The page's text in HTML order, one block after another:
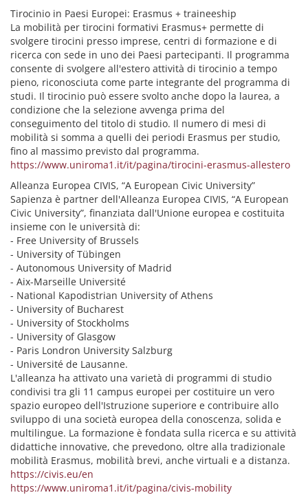
Tirocinio in Paesi Europei: Erasmus + traineeship
La mobilità per tirocini formativi Erasmus+ permette di
svolgere tirocini presso imprese, centri di formazione e di
ricerca con sede in uno dei Paesi partecipanti. Il programma
consente di svolgere all'estero attività di tirocinio a tempo
pieno, riconosciuta come parte integrante del programma di
studi. Il tirocinio può essere svolto anche dopo la laurea, a
condizione che la selezione avvenga prima del
conseguimento del titolo di studio. Il numero di mesi di
mobilità si somma a quelli dei periodi Erasmus per studio,
fino al massimo previsto dal programma.
https://www.uniroma1.it/it/pagina/tirocini-erasmus-allestero
Alleanza Europea CIVIS, “A European Civic University”
Sapienza è partner dell'Alleanza Europea CIVIS, “A European
Civic University”, finanziata dall'Unione europea e costituita
insieme con le università di:
- Free University of Brussels
- University of Tübingen
- Autonomous University of Madrid
- Aix-Marseille Université
- National Kapodistrian University of Athens
- University of Bucharest
- University of Stockholms
- University of Glasgow
- Paris Londron University Salzburg
- Université de Lausanne.
L'alleanza ha attivato una varietà di programmi di studio
condivisi tra gli 11 campus europei per costituire un vero
spazio europeo dell'Istruzione superiore e contribuire allo
sviluppo di una società europea della conoscenza, solida e
multilingue. La formazione è fondata sulla ricerca e su attività
didattiche innovative, che prevedono, oltre alla tradizionale
mobilità Erasmus, mobilità brevi, anche virtuali e a distanza.
https://civis.eu/en
https://www.uniroma1.it/it/pagina/civis-mobility